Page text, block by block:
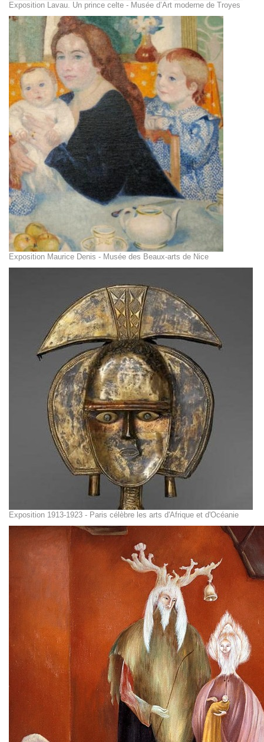
Exposition Lavau. Un prince celte - Musée d’Art moderne de Troyes
Exposition Maurice Denis - Musée des Beaux-arts de Nice
Exposition 1913-1923 - Paris célèbre les arts d'Afrique et d'Océanie